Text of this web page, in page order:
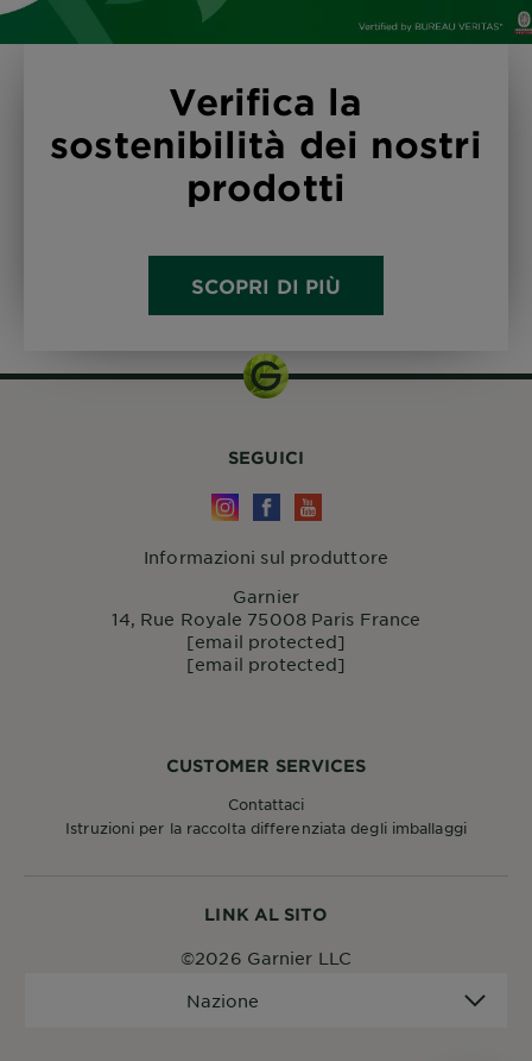
Verifica la
sostenibilità dei nostri
prodotti
SCOPRI DI PIÙ
LINK AL SITO
Nazione
©2026 Garnier LLC
CUSTOMER SERVICES
Contattaci
Istruzioni per la raccolta differenziata degli imballaggi
SEGUICI
Informazioni sul produttore
Garnier
14, Rue Royale 75008 Paris France
[email protected]
[email protected]